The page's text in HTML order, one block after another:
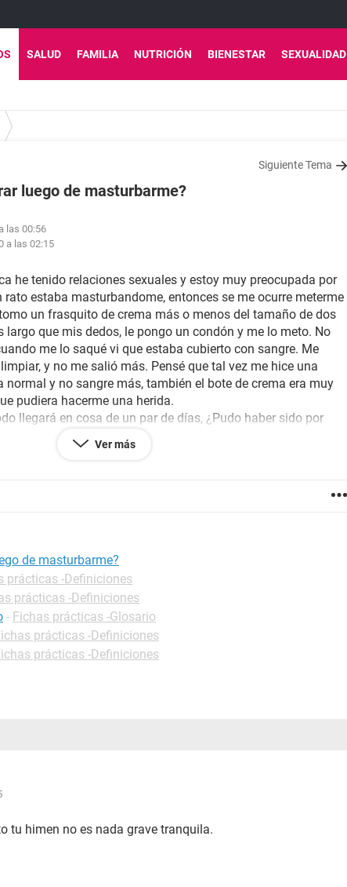
SALUD FAMILIA NUTRICIÓN BIENESTAR SEXUALIDAD
Siguiente Tema
luego de masturbarme?
las 00:56
a las 02:15
he tenido relaciones sexuales y estoy muy preocupada por
rato estaba masturbandome, entonces se me ocurre meterme
un frasquito de crema más o menos del tamaño de dos
largo que mis dedos, le pongo un condón y me lo meto. No
me lo saqué vi que estaba cubierto con sangre. Me
y no me salió más. Pensé que tal vez me hice una
normal y no sangre más, también el bote de crema era muy
pudiera hacerme una herida.
llegará en cosa de un par de días, ¿Pudo haber sido por
masturbarme jdlajd
Ver más
de masturbarme?
prácticas -Definiciones
prácticas -Definiciones
- Fichas prácticas -Glosario
prácticas -Definiciones
prácticas -Definiciones
tu himen no es nada grave tranquila.